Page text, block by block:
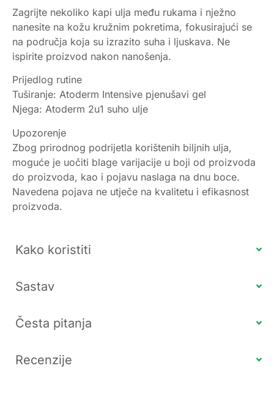
Zagrijte nekoliko kapi ulja među rukama i nježno
nanesite na kožu kružnim pokretima, fokusirajući se
na područja koja su izrazito suha i ljuskava. Ne
ispirite proizvod nakon nanošenja.
Prijedlog rutine
Tuširanje: Atoderm Intensive pjenušavi gel
Njega: Atoderm 2u1 suho ulje
Upozorenje
Zbog prirodnog podrijetla korištenih biljnih ulja,
moguće je uočiti blage varijacije u boji od proizvoda
do proizvoda, kao i pojavu naslaga na dnu boce.
Navedena pojava ne utječe na kvalitetu i efikasnost
proizvoda.
Kako koristiti
Sastav
Česta pitanja
Recenzije